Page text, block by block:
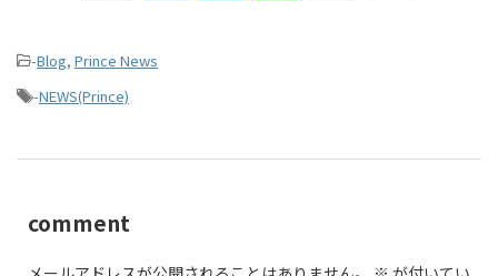
-Blog, Prince News
-NEWS(Prince)
comment